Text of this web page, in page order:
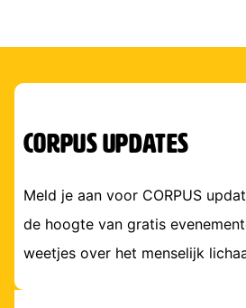
corpus updates
Meld je aan voor CORPUS
de hoogte van gratis
weetjes over het menselijk